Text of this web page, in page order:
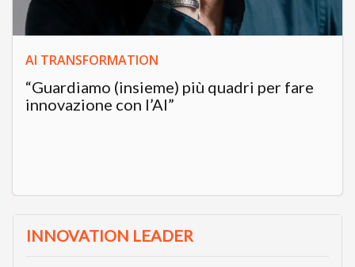
AI TRANSFORMATION
“Guardiamo (insieme) più quadri per fare
innovazione con l’AI”
INNOVATION LEADER